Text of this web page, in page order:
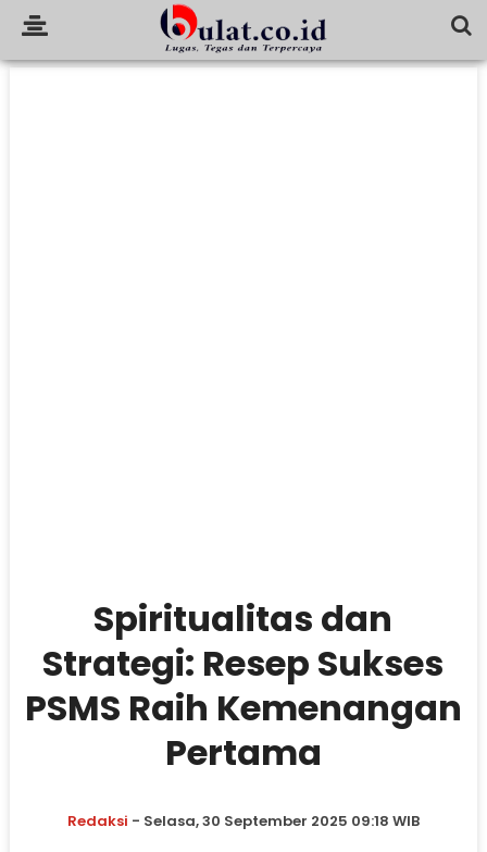
Spiritualitas dan
Strategi: Resep Sukses
PSMS Raih Kemenangan
Pertama
Redaksi - Selasa, 30 September 2025 09:18 WIB